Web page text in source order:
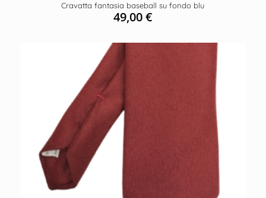
Cravatta fantasia baseball su fondo blu
49,00€